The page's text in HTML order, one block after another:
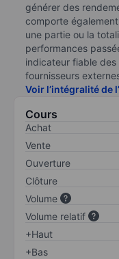
générer des
comporte
une partie ou la
performances
indicateur fiable
fournisseurs
Voir l’intégralité de
Cours
Achat
Vente
Ouverture
Clôture
Volume
Volume relatif
+Haut
+Bas